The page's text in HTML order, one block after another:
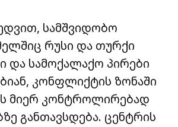
სამშვიდობო
რუსი და თურქი
და სამოქალაქო პირები
კონფლიქტის ზონაში
მიერ კონტროლირებად
განთავსდება. ცენტრის